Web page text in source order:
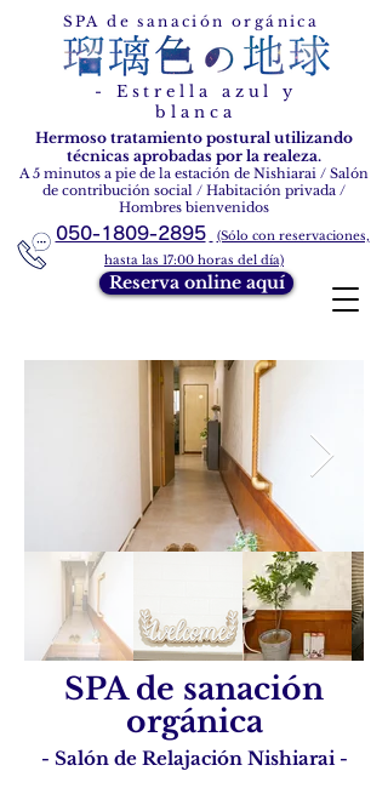
Estrella azul y blanca
SPA de sanación orgánica
- Estrella azul y
blanca
Hermoso tratamiento postural utilizando
técnicas aprobadas por la realeza.
A 5 minutos a pie de la estación de Nishiarai / Salón
de contribución social / Habitación privada /
Hombres bienvenidos
050-1809-2895
(Sólo con reservaciones,
hasta las 17:00 horas del día)
Reserva online aquí
SPA de sanación
orgánica
- Salón de Relajación Nishiarai -